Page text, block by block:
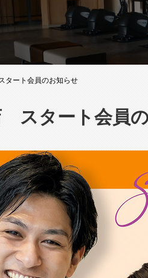
ート会員のお知らせ
スタート会員